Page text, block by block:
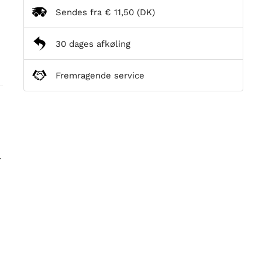
Sendes fra € 11,50 (DK)
30 dages afkøling
Fremragende service